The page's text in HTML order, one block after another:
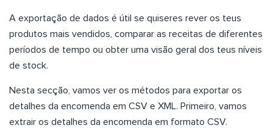
A exportação de dados é útil se quiseres rever os teus
produtos mais vendidos, comparar as receitas de diferentes
períodos de tempo ou obter uma visão geral dos teus níveis
de stock.
Nesta secção, vamos ver os métodos para exportar os
detalhes da encomenda em CSV e XML. Primeiro, vamos
extrair os detalhes da encomenda em formato CSV.